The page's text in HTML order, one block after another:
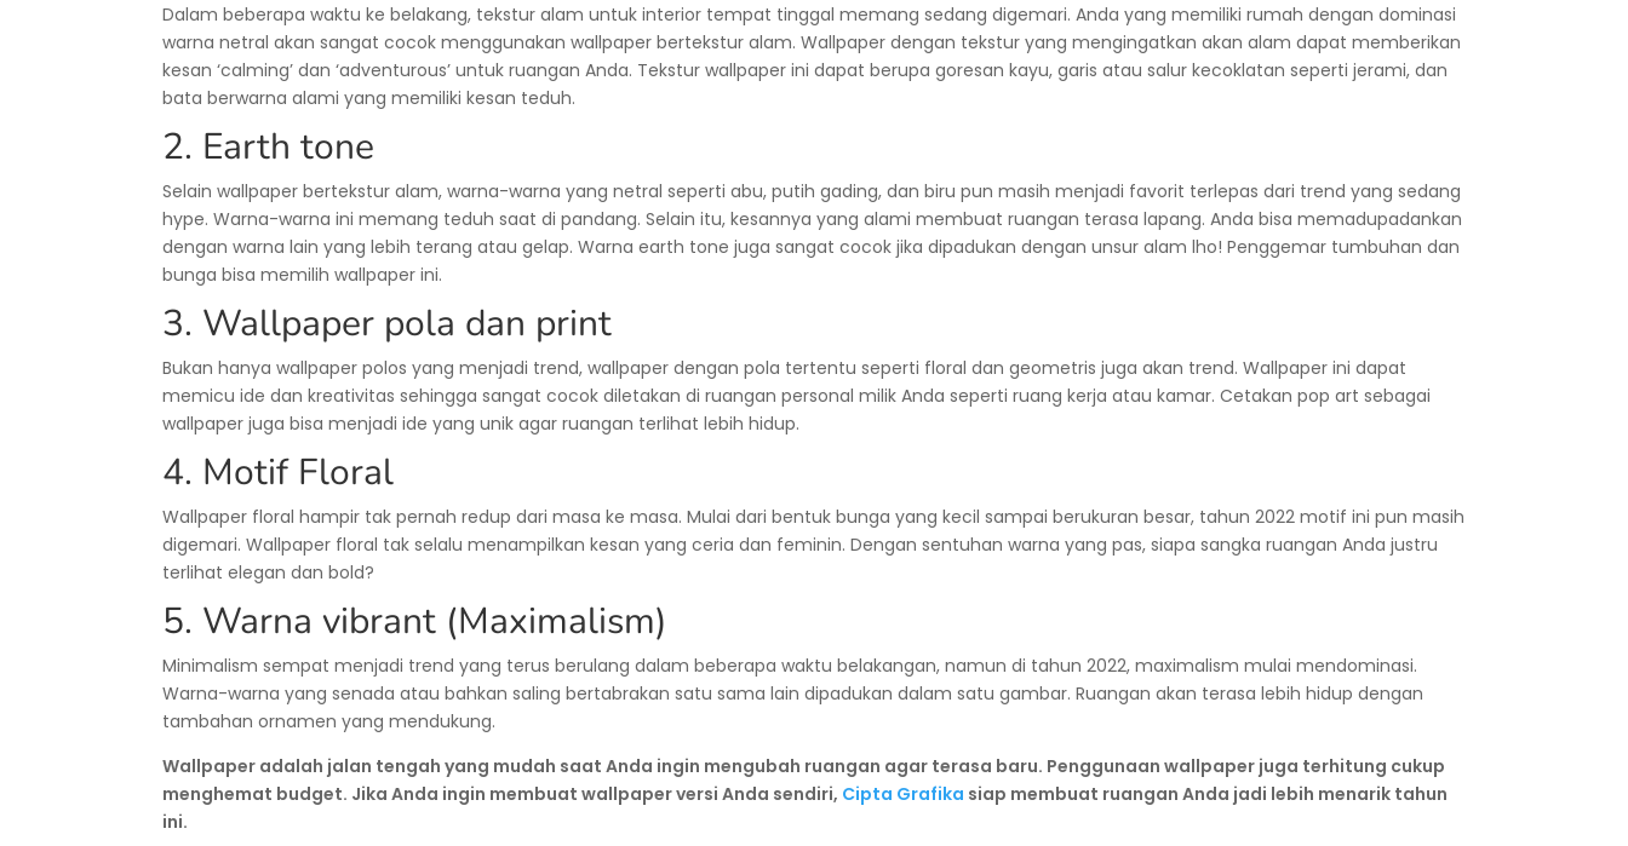
Dalam beberapa waktu ke belakang, tekstur alam untuk interior tempat tinggal memang sedang digemari. Anda yang memiliki rumah dengan dominasi
warna netral akan sangat cocok menggunakan wallpaper bertekstur alam. Wallpaper dengan tekstur yang mengingatkan akan alam dapat memberikan
kesan ‘calming’ dan ‘adventurous’ untuk ruangan Anda. Tekstur wallpaper ini dapat berupa goresan kayu, garis atau salur kecoklatan seperti jerami, dan
bata berwarna alami yang memiliki kesan teduh.
2. Earth tone
Selain wallpaper bertekstur alam, warna-warna yang netral seperti abu, putih gading, dan biru pun masih menjadi favorit terlepas dari trend yang sedang
hype. Warna-warna ini memang teduh saat di pandang. Selain itu, kesannya yang alami membuat ruangan terasa lapang. Anda bisa memadupadankan
dengan warna lain yang lebih terang atau gelap. Warna earth tone juga sangat cocok jika dipadukan dengan unsur alam lho! Penggemar tumbuhan dan
bunga bisa memilih wallpaper ini.
3. Wallpaper pola dan print
Bukan hanya wallpaper polos yang menjadi trend, wallpaper dengan pola tertentu seperti floral dan geometris juga akan trend. Wallpaper ini dapat
memicu ide dan kreativitas sehingga sangat cocok diletakan di ruangan personal milik Anda seperti ruang kerja atau kamar. Cetakan pop art sebagai
wallpaper juga bisa menjadi ide yang unik agar ruangan terlihat lebih hidup.
4. Motif Floral
Wallpaper floral hampir tak pernah redup dari masa ke masa. Mulai dari bentuk bunga yang kecil sampai berukuran besar, tahun 2022 motif ini pun masih
digemari. Wallpaper floral tak selalu menampilkan kesan yang ceria dan feminin. Dengan sentuhan warna yang pas, siapa sangka ruangan Anda justru
terlihat elegan dan bold?
5. Warna vibrant (Maximalism)
Minimalism sempat menjadi trend yang terus berulang dalam beberapa waktu belakangan, namun di tahun 2022, maximalism mulai mendominasi.
Warna-warna yang senada atau bahkan saling bertabrakan satu sama lain dipadukan dalam satu gambar. Ruangan akan terasa lebih hidup dengan
tambahan ornamen yang mendukung.
Wallpaper adalah jalan tengah yang mudah saat Anda ingin mengubah ruangan agar terasa baru. Penggunaan wallpaper juga terhitung cukup
menghemat budget. Jika Anda ingin membuat wallpaper versi Anda sendiri, Cipta Grafika siap membuat ruangan Anda jadi lebih menarik tahun
ini.